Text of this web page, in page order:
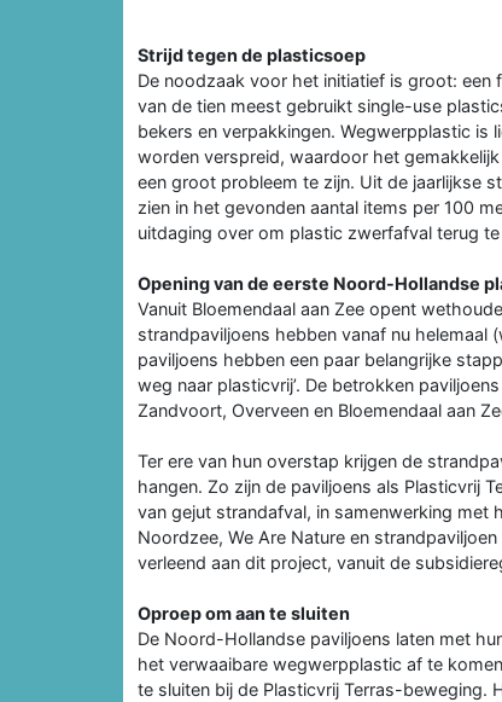
Strijd tegen de plasticsoep
De noodzaak voor het initiatief is groot: een
van de tien meest gebruikt single-use
bekers en verpakkingen. Wegwerpplastic
worden verspreid, waardoor het
een groot probleem te zijn. Uit de jaarlijkse
zien in het gevonden aantal items per 100
uitdaging over om plastic zwerfafval terug te
Opening van de eerste Noord-Hollandse
Vanuit Bloemendaal aan Zee opent
strandpaviljoens hebben vanaf nu
paviljoens hebben een paar belangrijke
weg naar plasticvrij’. De betrokken
Zandvoort, Overveen en Bloemendaal aan
Ter ere van hun overstap krijgen de
hangen. Zo zijn de paviljoens als Plasticvrij
van gejut strandafval, in samenwerking met
Noordzee, We Are Nature en
verleend aan dit project, vanuit de
Oproep om aan te sluiten
De Noord-Hollandse paviljoens laten met
het verwaaibare wegwerpplastic af te
te sluiten bij de Plasticvrij Terras-beweging.